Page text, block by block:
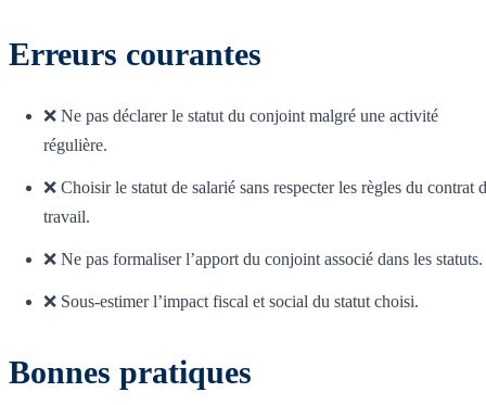
Erreurs courantes
❌ Ne pas déclarer le statut du conjoint malgré une activité
régulière.
❌ Choisir le statut de salarié sans respecter les règles du contrat
travail.
❌ Ne pas formaliser l’apport du conjoint associé dans les statuts.
❌ Sous-estimer l’impact fiscal et social du statut choisi.
Bonnes pratiques